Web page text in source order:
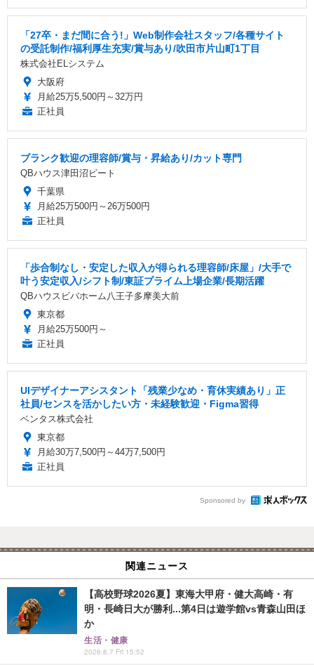
「27卒・まだ間に合う!」Web制作会社スタッフ/各種サイト
の受託制作/福利厚生充実/賞与あり/吹田市片山町1丁目
株式会社ELシステム
大阪府
月給25万5,500円～32万円
正社員
ブランク歓迎の理容師/賞与・昇給あり/カット専門
QBハウス津田沼ビート
千葉県
月給25万500円～26万500円
正社員
「歩合制なし・安定した収入が得られる理容師/床屋」/大手で
叶う安定収入/シフト制/東証プライム上場企業/長期活躍
QBハウスビバホーム八王子多摩美大前
東京都
月給25万500円～
正社員
UIデザイナーアシスタント「残業少なめ・育休実績あり」正
社員/センスを活かしたい方・未経験歓迎・Figma習得
ベンタス株式会社
東京都
月給30万7,500円～44万7,500円
正社員
Sponsored by
関連ニュース
【高校野球2026夏】東海大甲府・健大高崎・有
明・長崎日大が勝利...第4日は遊学館vs青森山田ほ
か
生活・健康
2026.8.7 Fri 15:52